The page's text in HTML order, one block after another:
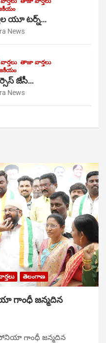
యూ టర్న్…
News
తాజా వార్తలు
జేసీ…
News
తెలంగాణ
గాంధీ జ‌న్మ‌దిన
గాంధీ జ‌న్మ‌దిన